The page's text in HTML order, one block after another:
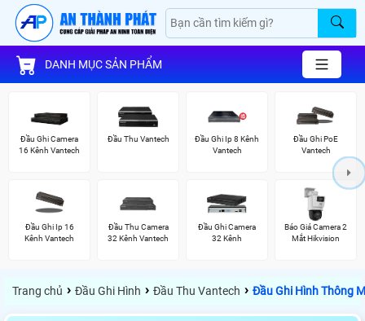
DANH MỤC SẢN PHẨM
Đầu Ghi Camera
16 Kênh Vantech
Đầu Thu Vantech
Đầu Ghi Ip 8 Kênh
Vantech
Đầu Ghi PoE
Vantech
Đầu Ghi Ip 16
Kênh Vantech
Đầu Thu Camera
32 Kênh Vantech
Đầu Ghi Camera
32 Kênh
Báo Giá Camera 2
Mắt Hikvision
Trang chủ › Đầu Ghi Hình › Đầu Thu Vantech › Đầu Ghi Hình Thông